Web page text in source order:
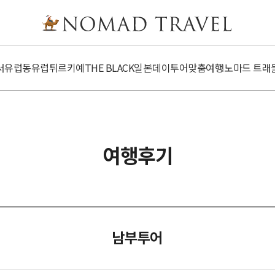
유럽동유럽튀르키예​​THE BLACK일본데이투어맞춤여행노마드 트래
여행후기
남부투어